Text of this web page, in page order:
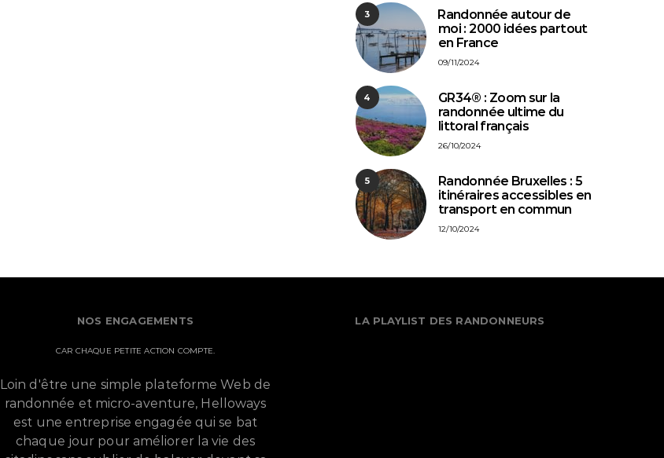
3
⁠Randonnée autour de
moi : 2000 idées partout
en France
09/11/2024
4
GR34® : Zoom sur la
randonnée ultime du
littoral français
26/10/2024
5
Randonnée Bruxelles : 5
itinéraires accessibles en
transport en commun
12/10/2024
NOS ENGAGEMENTS
CAR CHAQUE PETITE ACTION COMPTE.
Loin d'être une simple plateforme Web de
randonnée et micro-aventure, Helloways
est une entreprise engagée qui se bat
chaque jour pour améliorer la vie des
LA PLAYLIST DES RANDONNEURS